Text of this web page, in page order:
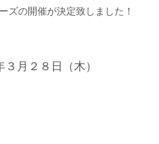
Blog
リンク集
ズの開催が決定致しました！
３月２８日（木）